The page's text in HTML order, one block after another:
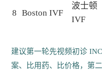
8 Boston IVF
波士顿
IVF
建议第一轮先视频初诊
案、比用药、比价格，第